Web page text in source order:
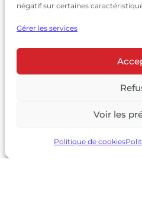
négatif sur certaines
Gérer les services
Voir les
Politique de cookies
© 2026 Château
Mentions légales|
|
L’ABUS D’ALCOOL EST